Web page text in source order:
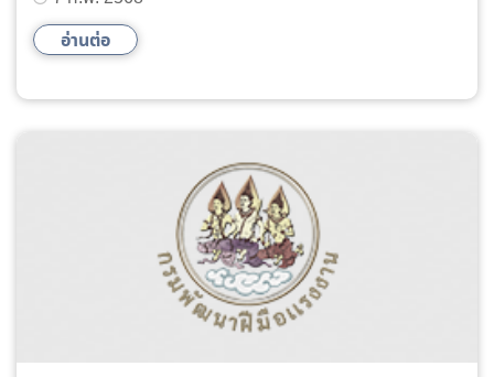
อ่านต่อ